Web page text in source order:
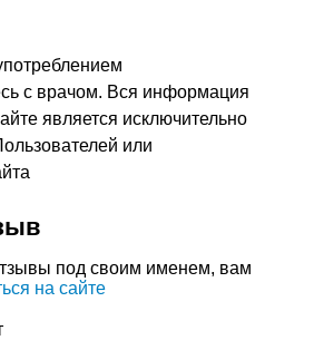
с врачом. Вся информация
является исключительно
или
под своим именем, вам
на сайте